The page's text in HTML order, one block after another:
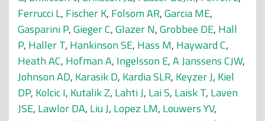
Ferrucci L, Fischer K, Folsom AR,Garcia ME,
Gasparini P,Gieger C,Glazer N,Grobbee DE, Hall
P, Haller T, Hankinson SE, Hass M, Hayward C,
Heath AC, Hofman A, Ingelsson E,A Janssens CJW,
Johnson AD, Karasik D, Kardia SLR, Keyzer J, Kiel
DP, Kolcic I, Kutalik Z, Lahti J, Lai S, Laisk T, Laven
JSE, Lawlor DA, Liu J, Lopez LM, Louwers YV,